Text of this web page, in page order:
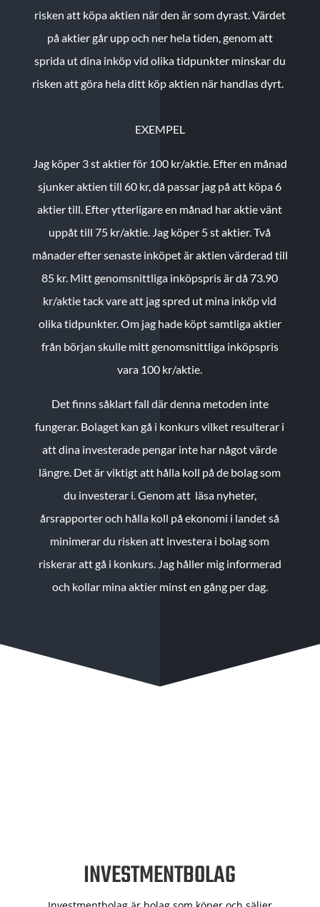
risken att köpa aktien när den är som dyrast. Värdet
på aktier går upp och ner hela tiden, genom att
sprida ut dina inköp vid olika tidpunkter minskar du
risken att göra hela ditt köp aktien när handlas dyrt.
EXEMPEL
Jag köper 3 st aktier för 100 kr/aktie. Efter en månad
sjunker aktien till 60 kr, då passar jag på att köpa 6
aktier till. Efter ytterligare en månad har aktie vänt
uppåt till 75 kr/aktie. Jag köper 5 st aktier.Två
månader efter senaste inköpet är aktien värderad till
85 kr. Mitt genomsnittliga inköpspris är då 73.90
kr/aktie tack vare att jag spred ut mina inköp vid
olika tidpunkter. Om jag hade köpt samtliga aktier
från början skulle mitt genomsnittliga inköpspris
vara 100 kr/aktie.
Det finns såklart fall där denna metoden inte
fungerar. Bolaget kan gå i konkurs vilket resulterar i
att dina investerade pengar inte har något värde
längre. Det är viktigt att hålla koll på de bolag som
du investerar i. Genom att läsa nyheter,
årsrapporter och hålla koll på ekonomi i landet så
minimerar du risken att investera i bolag som
riskerar att gå i konkurs. Jag håller mig informerad
och kollar mina aktier minst en gång per dag.
INVESTMENTBOLAG